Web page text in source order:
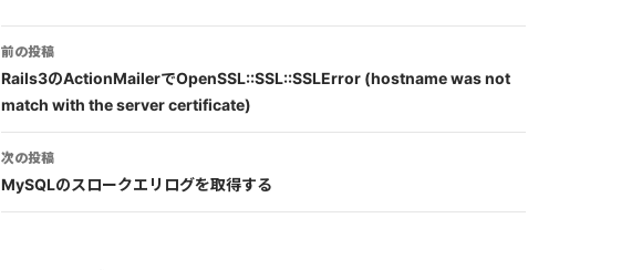
投
稿
ナ
ビ
ゲ
前の投稿
Rails3のActionMailerでOpenSSL::SSL::SSLError (hostname was not
match with the server certificate)
次の投稿
MySQLのスロークエリログを取得する